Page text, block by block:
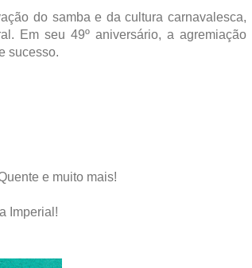
do samba e da cultura carnavalesca,
Em seu 49º aniversário, a agremiação
sucesso.
e muito mais!
Imperial!